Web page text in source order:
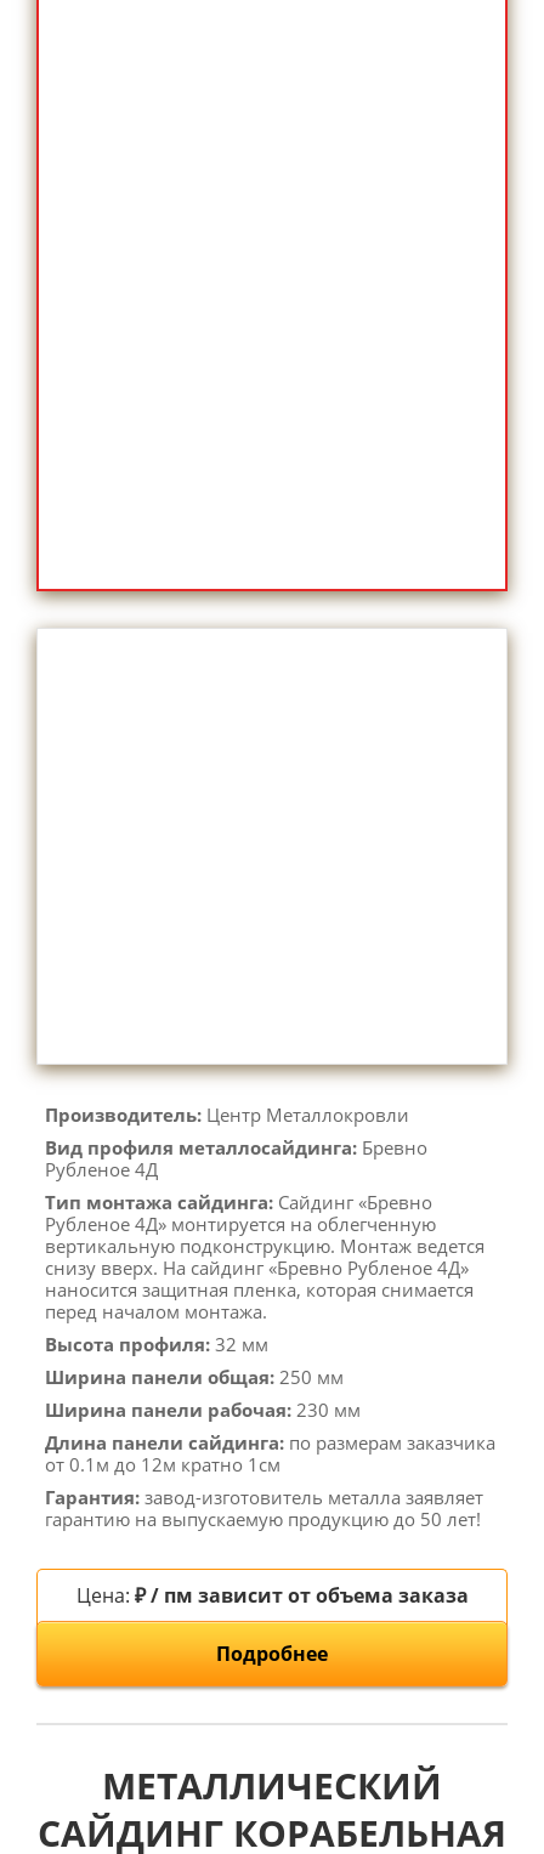
Производитель: Центр Металлокровли
Вид профиля металлосайдинга: Бревно
Рубленое 4Д
Тип монтажа сайдинга: Сайдинг «Бревно
Рубленое 4Д» монтируется на облегченную
вертикальную подконструкцию. Монтаж ведется
снизу вверх. На сайдинг «Бревно Рубленое 4Д»
наносится защитная пленка, которая снимается
перед началом монтажа.
Высота профиля: 32 мм
Ширина панели общая: 250 мм
Ширина панели рабочая: 230 мм
Длина панели сайдинга: по размерам заказчика
от 0.1м до 12м кратно 1см
Гарантия: завод-изготовитель металла заявляет
гарантию на выпускаемую продукцию до 50 лет!
Цена: ₽ / пм зависит от объема заказа
Подробнее
МЕТАЛЛИЧЕСКИЙ
САЙДИНГ КОРАБЕЛЬНАЯ